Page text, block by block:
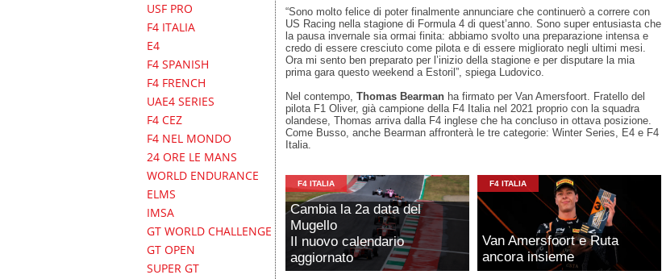
USF PRO
F4 ITALIA
E4
F4 SPANISH
F4 FRENCH
UAE4 SERIES
F4 CEZ
F4 NEL MONDO
24 ORE LE MANS
WORLD ENDURANCE
ELMS
IMSA
GT WORLD CHALLENGE
GT OPEN
SUPER GT
“Sono molto felice di poter finalmente annunciare che continuerò a correre con
US Racing nella stagione di Formula 4 di quest’anno. Sono super entusiasta che
la pausa invernale sia ormai finita: abbiamo svolto una preparazione intensa e
credo di essere cresciuto come pilota e di essere migliorato negli ultimi mesi.
Ora mi sento ben preparato per l’inizio della stagione e per disputare la mia
prima gara questo weekend a Estoril”, spiega Ludovico.
Nel contempo, Thomas Bearman ha firmato per Van Amersfoort. Fratello del
pilota F1 Oliver, già campione della F4 Italia nel 2021 proprio con la squadra
olandese, Thomas arriva dalla F4 inglese che ha concluso in ottava posizione.
Come Busso, anche Bearman affronterà le tre categorie: Winter Series, E4 e F4
Italia.
F4 ITALIA
Cambia la 2a data del
Mugello
Il nuovo calendario
aggiornato
F4 ITALIA
Van Amersfoort e Ruta
ancora insieme